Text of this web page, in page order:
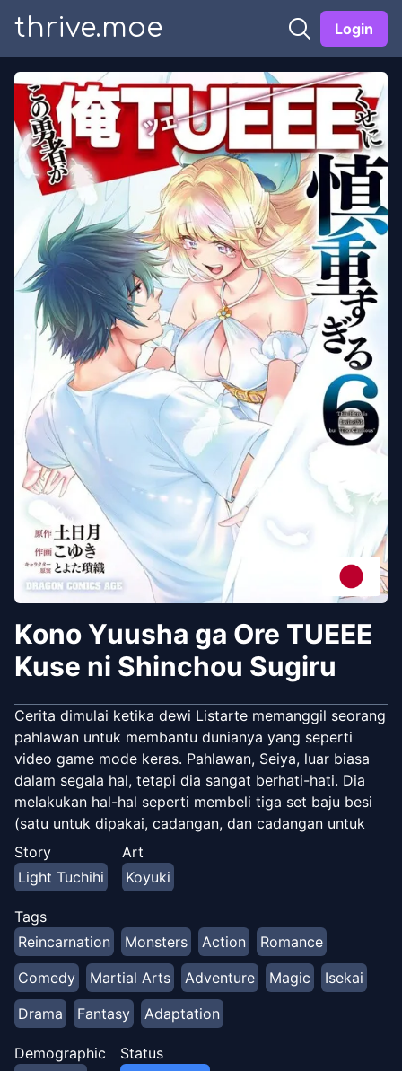
thrive.moe Login
Kono Yuusha ga Ore TUEEE
Kuse ni Shinchou Sugiru
Cerita dimulai ketika dewi Listarte memanggil seorang
pahlawan untuk membantu dunianya yang seperti
video game mode keras. Pahlawan, Seiya, luar biasa
dalam segala hal, tetapi dia sangat berhati-hati. Dia
melakukan hal-hal seperti membeli tiga set baju besi
(satu untuk dipakai, cadangan, dan cadangan untuk
cadangan) dan menggunakan kekuatan penuh
melawan slime yang lemah (untuk berjaga-jaga).
Story
Light Tuchihi
Art
Koyuki
Tags
Reincarnation
Monsters Action
Romance
Comedy
Martial Arts Adventure Magic
Isekai
Drama
Fantasy Adaptation
Demographic
Status